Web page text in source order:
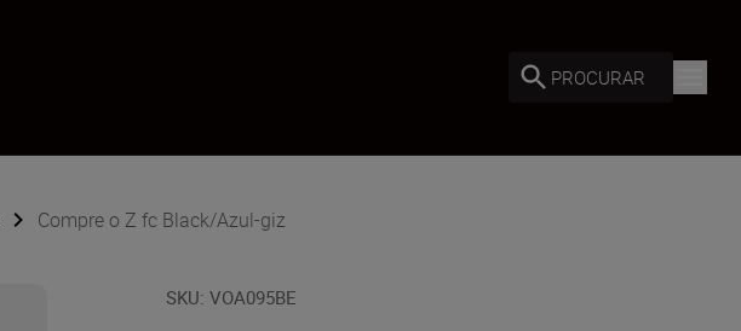
PROCURAR
Compre o Z fc Black/Azul-giz
SKU:VOA095BE